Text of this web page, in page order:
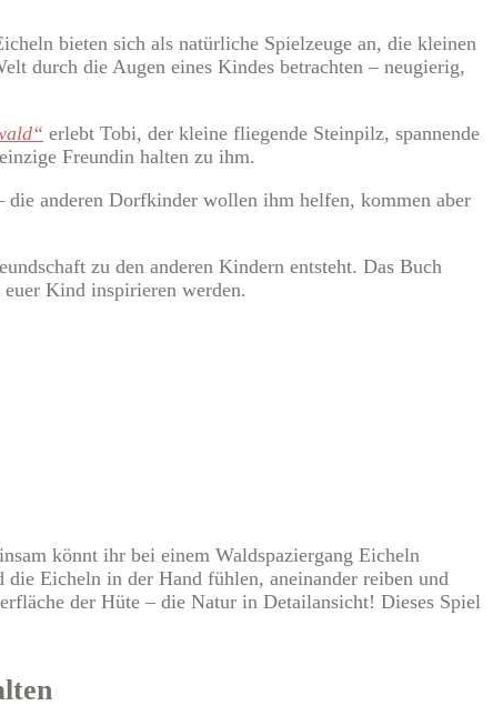
bieten sich als natürliche Spielzeuge an, die kleinen
durch die Augen eines Kindes betrachten – neugierig,
erlebt Tobi, der kleine fliegende Steinpilz, spannende
Freundin halten zu ihm.
die anderen Dorfkinder wollen ihm helfen, kommen aber
zu den anderen Kindern entsteht. Das Buch
Kind inspirieren werden.
könnt ihr bei einem Waldspaziergang Eicheln
Eicheln in der Hand fühlen, aneinander reiben und
der Hüte – die Natur in Detailansicht! Dieses Spiel